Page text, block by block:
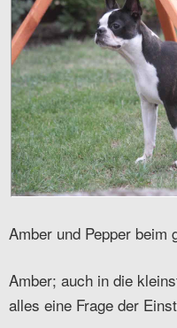
Amber und Pepper beim
Amber; auch in die
alles eine Frage der